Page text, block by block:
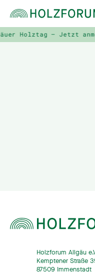
Holztag – Jetzt
Holzforum Allgäu
Kemptener Straße
87509 Immenstadt